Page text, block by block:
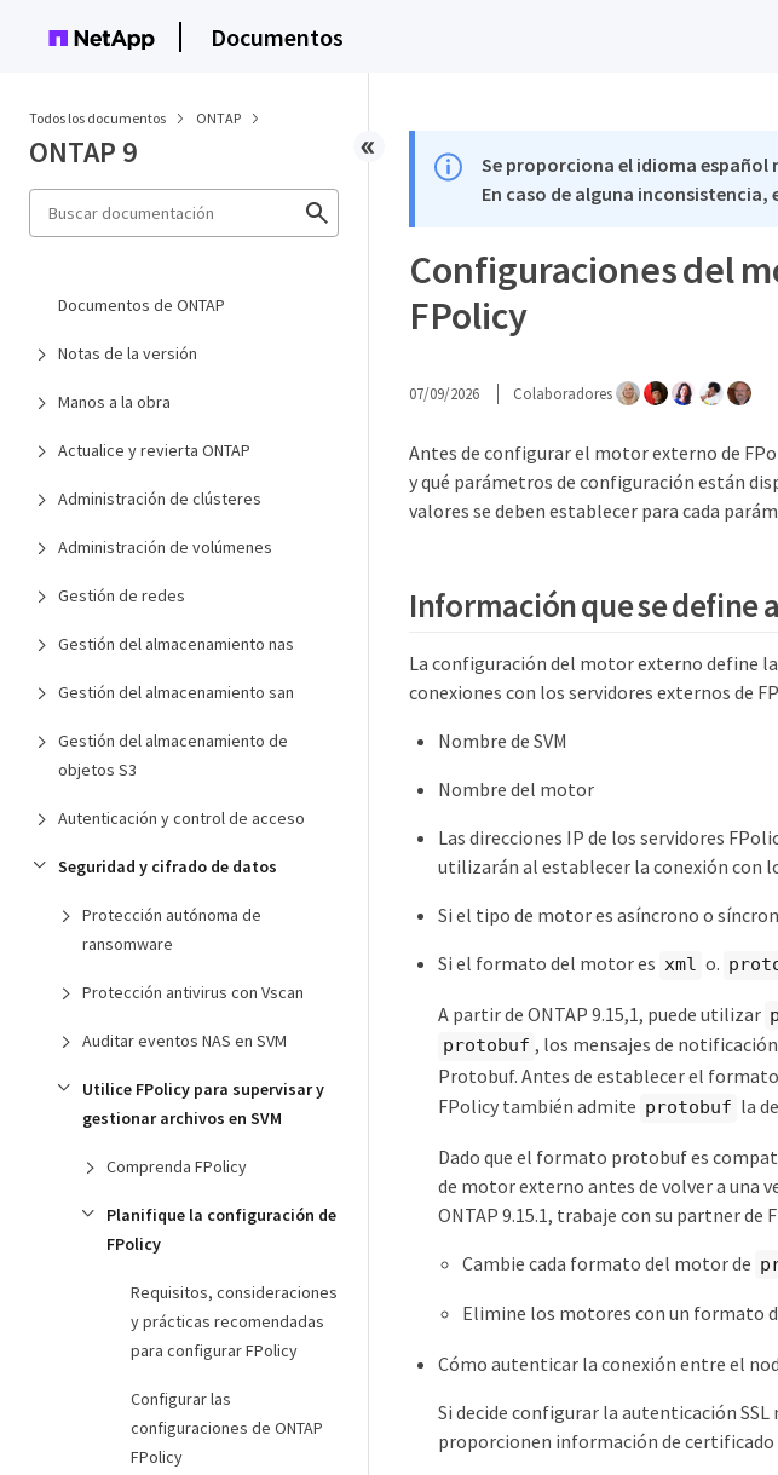
Documentos
Todos los documentos ONTAP
ONTAP 9
Documentos de ONTAP
Notas de la versión
Manos a la obra
Actualice y revierta ONTAP
Administración de clústeres
Administración de volúmenes
Gestión de redes
Gestión del almacenamiento nas
Gestión del almacenamiento san
Gestión del almacenamiento de
objetos S3
Autenticación y control de acceso
Seguridad y cifrado de datos
Protección autónoma de
ransomware
Protección antivirus con Vscan
Auditar eventos NAS en SVM
Utilice FPolicy para supervisar y
gestionar archivos en SVM
Comprenda FPolicy
Planifique la configuración de
FPolicy
Requisitos, consideraciones
y prácticas recomendadas
para configurar FPolicy
Configurar las
configuraciones de ONTAP
FPolicy
Se proporciona el idioma
En caso de alguna inconsistencia,
Configuraciones del
FPolicy
07/09/2026 Colaboradores
Antes de configurar el motor externo de
y qué parámetros de configuración están
valores se deben establecer para cada
Información que se define
La configuración del motor externo define
conexiones con los servidores externos de
Nombre de SVM
Nombre del motor
Las direcciones IP de los servidores
utilizarán al establecer la conexión con
Si el tipo de motor es asíncrono o
Si el formato del motor es xml o.
A partir de ONTAP 9.15,1, puede utilizar
protobuf , los mensajes de
Protobuf. Antes de establecer el
FPolicy también admite protobuf la
Dado que el formato protobuf es
de motor externo antes de volver a una
ONTAP 9.15.1, trabaje con su partner de
Cambie cada formato del motor de
Elimine los motores con un formato
Cómo autenticar la conexión entre el
Si decide configurar la autenticación
proporcionen información de certificado